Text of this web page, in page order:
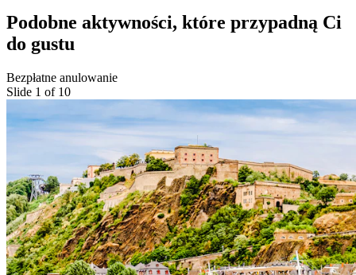
Podobne aktywności, które przypadną Ci
do gustu
Bezpłatne anulowanie
Slide 1 of 10